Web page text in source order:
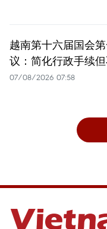
越南第十六届国会
议：简化行政手续
07/08/2026 07:58